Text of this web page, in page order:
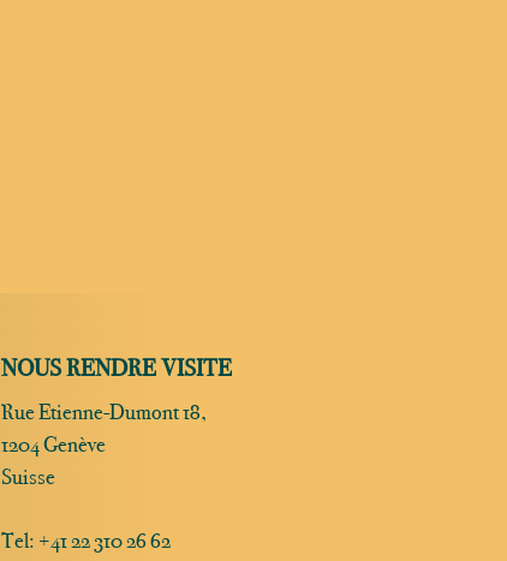
NOUS RENDRE VISITE
Rue Etienne-Dumont 18,
1204 Genève
Suisse
Tel: +41 22 310 26 62